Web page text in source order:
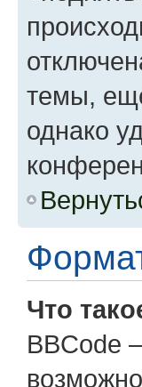
темы,
однако
Что
BBCode